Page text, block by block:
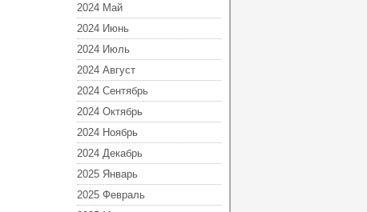
2024 Май
2024 Июнь
2024 Июль
2024 Август
2024 Сентябрь
2024 Октябрь
2024 Ноябрь
2024 Декабрь
2025 Январь
2025 Февраль